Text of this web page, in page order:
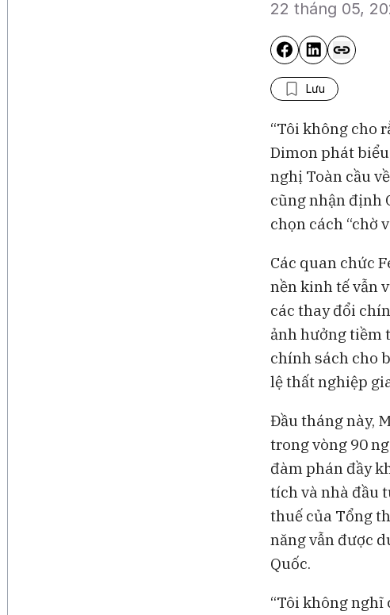
22 tháng 05,
Lưu
“Tôi không cho
Dimon phát
nghị Toàn cầu
cũng nhận định
chọn cách “chờ
Các quan chức
nền kinh tế vẫn
các thay đổi
ảnh hưởng tiềm
chính sách cho
lệ thất nghiệp
Đầu tháng này,
trong vòng 90
đàm phán đầy
tích và nhà đầu
thuế của Tổng
năng vẫn được
Quốc.
“Tôi không nghĩ
Bong bóng AI có thể kéo vốn
ngoại khỏi Việt Nam